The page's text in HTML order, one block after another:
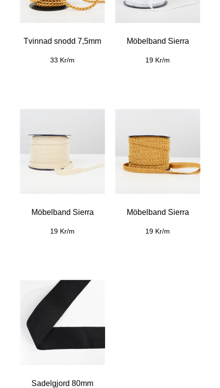
Tvinnad snodd 7,5mm
33 Kr/m
Möbelband Sierra
19 Kr/m
Möbelband Sierra
19 Kr/m
Möbelband Sierra
19 Kr/m
Sadelgjord 80mm